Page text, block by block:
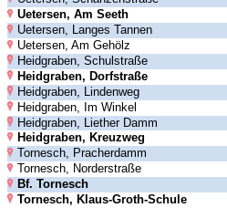
Uetersen, Am Seeth
Uetersen, Langes Tannen
Uetersen, Am Gehölz
Heidgraben, Schulstraße
Heidgraben, Dorfstraße
Heidgraben, Lindenweg
Heidgraben, Im Winkel
Heidgraben, Liether Damm
Heidgraben, Kreuzweg
Tornesch, Pracherdamm
Tornesch, Norderstraße
Bf. Tornesch
Tornesch, Klaus-Groth-Schule